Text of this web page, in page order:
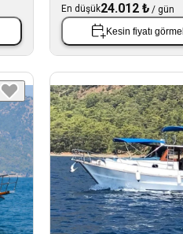
En düşük24.012 ₺/ gün
Kesin fiyatı